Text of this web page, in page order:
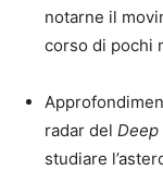
notarne il
corso di pochi
radar del Deep
studiare